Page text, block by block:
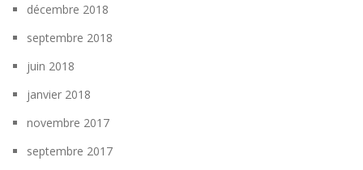
décembre 2018
septembre 2018
juin 2018
janvier 2018
novembre 2017
septembre 2017